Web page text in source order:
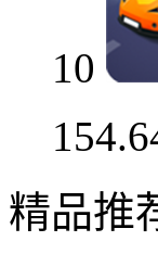
10
精品推